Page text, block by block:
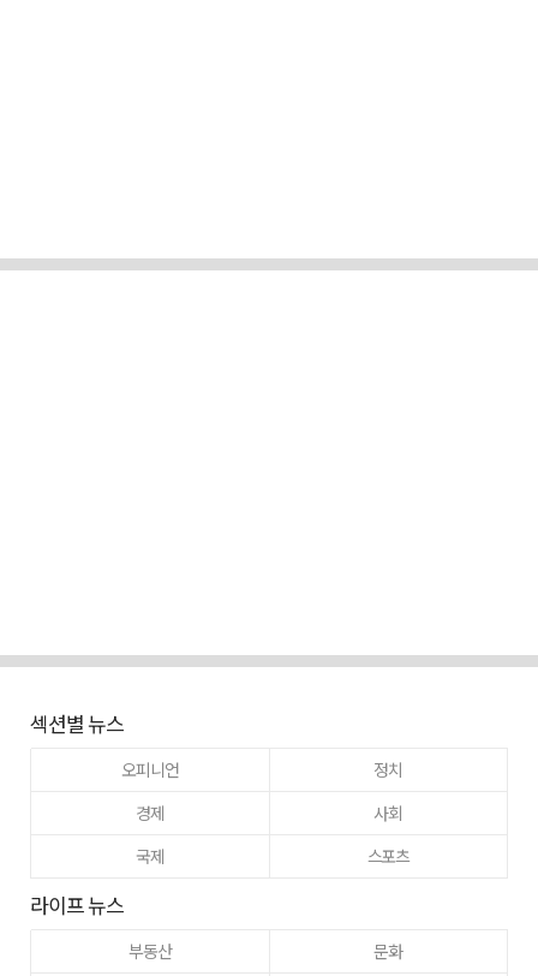
섹션별 뉴스
오피니언
정치
경제
사회
국제
스포츠
라이프 뉴스
부동산 문화